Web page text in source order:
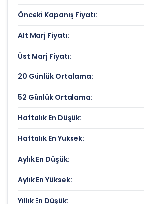
Bugün Gördüğü En Yüksek Fiyat:
Son 1 Yılın Zirvesi:
Son 1 Yılın Dibi:
Önceki Kapanış Fiyatı:
Alt Marj Fiyatı:
Üst Marj Fiyatı:
20 Günlük Ortalama:
52 Günlük Ortalama:
Haftalık En Düşük:
Haftalık En Yüksek:
Aylık En Düşük:
Aylık En Yüksek:
Yıllık En Düşük: